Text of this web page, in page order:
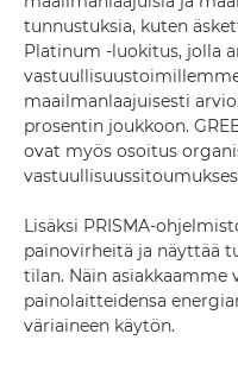
tunnustuksia, kuten
Platinum -luokitus, jolla
maailmanlaajuisesti
prosentin joukkoon.
ovat myös osoitus
Lisäksi PRISMA-
painovirheitä ja näyttää
tilan. Näin asiakkaamme
painolaitteidensa
väriaineen käytön.